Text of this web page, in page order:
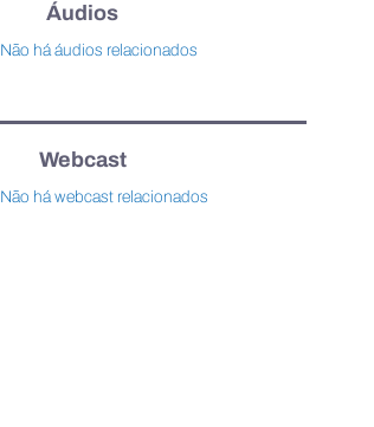
Áudios
Não há áudios relacionados
Webcast
Não há webcast relacionados